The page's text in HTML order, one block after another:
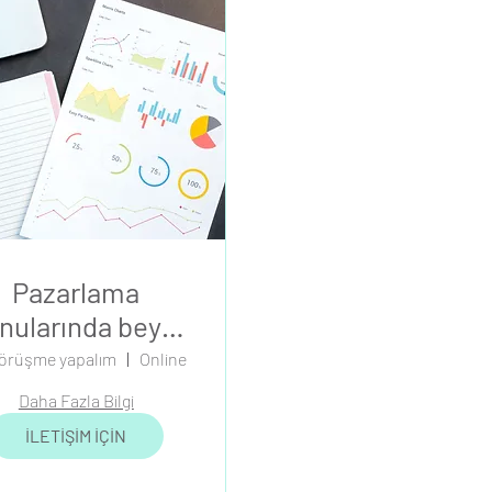
Pazarlama
beyin
fırtınası
yapalım
Online
Daha Fazla Bilgi
İLETİŞİM İÇİN